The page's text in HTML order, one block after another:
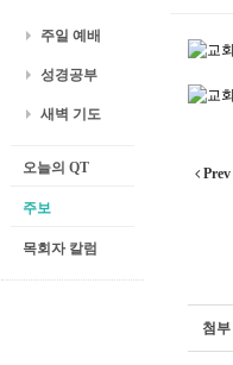
주일 예배
성경공부
새벽 기도
오늘의 QT
주보
목회자 칼럼
Prev
첨부